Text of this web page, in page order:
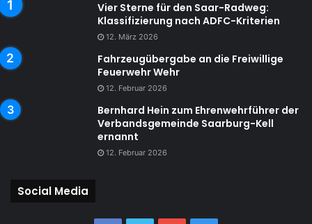
Vier Sterne für den Saar-Radweg:
Klassifizierung nach ADFC-Kriterien
12. März 2026
Fahrzeugübergabe an die Freiwillige
Feuerwehr Wehr
12. Februar 2026
Bernhard Hein zum Ehrenwehrführer der
Verbandsgemeinde Saarburg-Kell
ernannt
12. Februar 2026
Social Media